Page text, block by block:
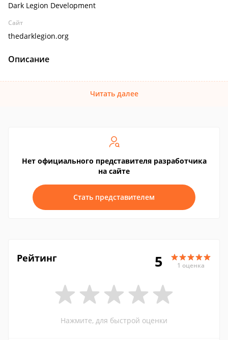
Dark Legion Development
Сайт
thedarklegion.org
Описание
Читать далее
Нет официального представителя разработчика
на сайте
Стать представителем
Рейтинг 5 1 оценка
Нажмите, для быстрой оценки